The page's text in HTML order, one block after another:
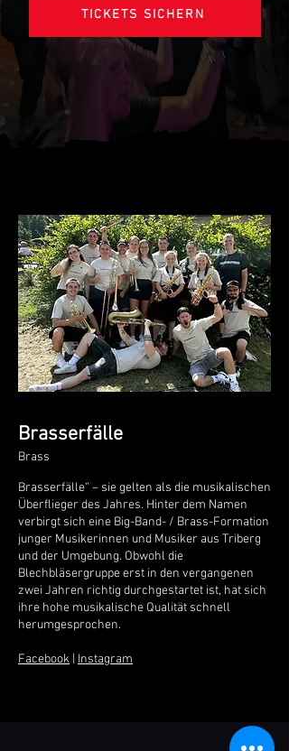
TICKETS SICHERN
Brasserfälle
Brass
Brasserfälle“ – sie gelten als die musikalischen
Überflieger des Jahres. Hinter dem Namen
verbirgt sich eine Big-Band- / Brass-Formation
junger Musikerinnen und Musiker aus Triberg
und der Umgebung. Obwohl die
Blechbläsergruppe erst in den vergangenen
zwei Jahren richtig durchgestartet ist, hat sich
ihre hohe musikalische Qualität schnell
herumgesprochen.
Facebook Instagram